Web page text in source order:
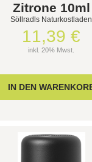
Zitrone 10ml
Söllradls Naturkostladen
11,39 €
inkl. 20% Mwst.